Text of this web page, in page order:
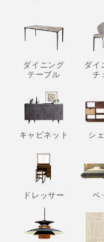
ダイニング
テーブル
ダイ
チ
キャビネット シ
ドレッサー ベ